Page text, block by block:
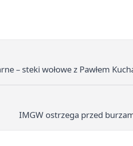
– steki wołowe z Pawłem
IMGW ostrzega przed